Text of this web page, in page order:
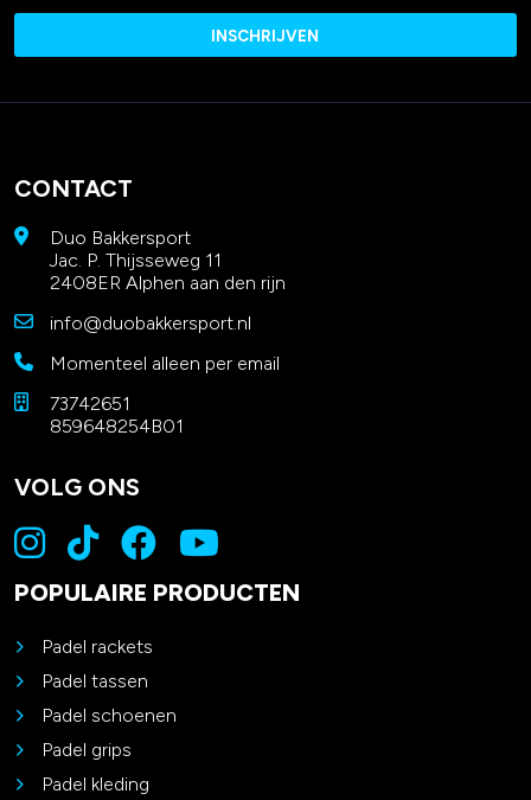
CONTACT
Duo Bakkersport
Jac. P. Thijsseweg 11
2408ER Alphen aan den rijn
info@duobakkersport.nl
Momenteel alleen per email
73742651
859648254B01
VOLG ONS
POPULAIRE PRODUCTEN
Padel rackets
Padel tassen
Padel schoenen
Padel grips
Padel kleding